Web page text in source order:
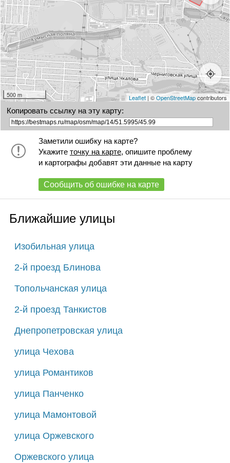
500 m Leaflet| ©OpenStreetMapcontributors
Копировать ссылку на эту карту:
Заметили ошибку на карте?
Укажите точку на карте, опишите проблему
и картографы добавят эти данные на карту
Сообщить об ошибке на карте
Ближайшие улицы
Изобильная улица
2-й проезд Блинова
Топольчанская улица
2-й проезд Танкистов
Днепропетровская улица
улица Чехова
улица Романтиков
улица Панченко
улица Мамонтовой
улица Оржевского
Оржевского улица